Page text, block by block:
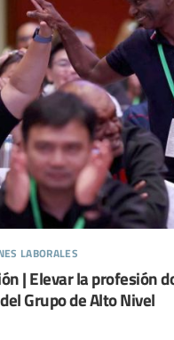
laborales
| Elevar la profesión
Grupo de Alto Nivel